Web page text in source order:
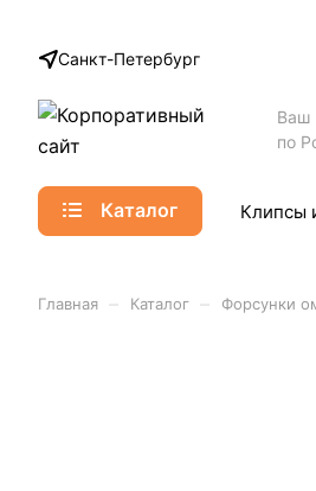
Санкт-Петербург
Ваш
по
Каталог Клипсы
Главная Каталог Форсунки